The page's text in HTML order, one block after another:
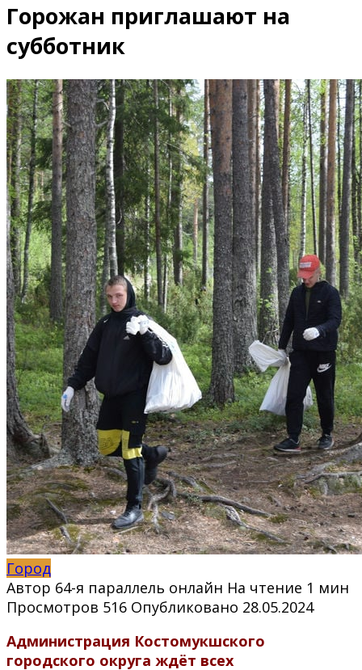
Горожан приглашают на
субботник
Город
Автор 64-я параллель онлайн На чтение 1 мин
Просмотров 516 Опубликовано 28.05.2024
Администрация Костомукшского
городского округа ждёт всех